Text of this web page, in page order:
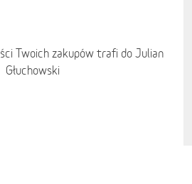
Twoich zakupów trafi do Julian
Głuchowski